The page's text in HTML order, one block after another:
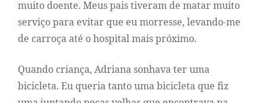
muito doente. Meus pais tiveram de matar muito
serviço para evitar que eu morresse, levando-me
de carroça até o hospital mais próximo.
Quando criança, Adriana sonhava ter uma
bicicleta. Eu queria tanto uma bicicleta que fiz